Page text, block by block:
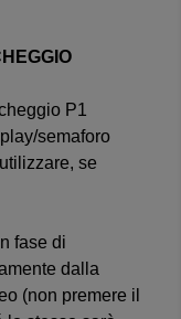
P1
semaforo
utilizzare, se
fase di
dalla
(non premere il